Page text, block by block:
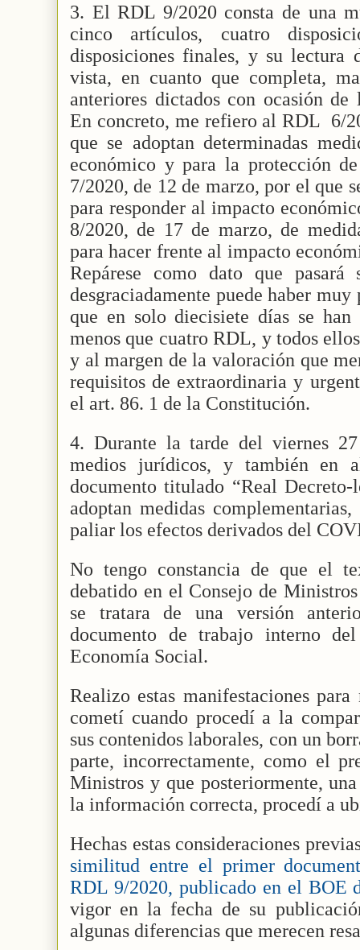
3. El RDL 9/2020 consta de una
cinco artículos, cuatro
disposiciones finales, y su lectura
vista, en cuanto que completa,
anteriores dictados con ocasión
En concreto, me refiero al RDL 6/
que se adoptan determinadas
económico y para la protección
7/2020, de 12 de marzo, por el que
para responder al impacto
8/2020, de 17 de marzo, de
para hacer frente al impacto
Repárese como dato que
desgraciadamente puede haber
que en solo diecisiete días se
menos que cuatro RDL, y todos
y al margen de la valoración que
requisitos de extraordinaria y
el art. 86. 1 de la Constitución.
4. Durante la tarde del viernes
medios jurídicos, y también en
documento titulado “Real
adoptan medidas
paliar los efectos derivados del
No tengo constancia de que el
debatido en el Consejo de
se tratara de una versión
documento de trabajo interno
Economía Social.
Realizo estas manifestaciones
cometí cuando procedí a la
sus contenidos laborales, con un
parte, incorrectamente, como el
Ministros y que posteriormente,
la información correcta, procedí a
Hechas estas consideraciones
similitud entre el primer
RDL 9/2020, publicado en el BOE
vigor en la fecha de su
algunas diferencias que merecen